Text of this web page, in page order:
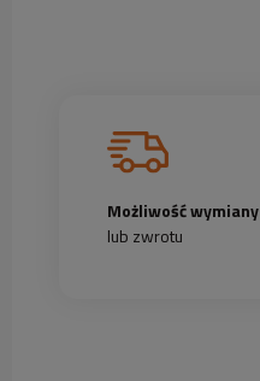
Możliwość wymiany
lub zwrotu